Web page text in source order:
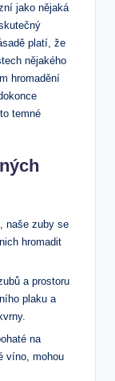
jako nějaká
platí, že
nějakého
hromadění
temné
naše zuby se
hromadit
a prostoru
plaku a
na
víno, mohou